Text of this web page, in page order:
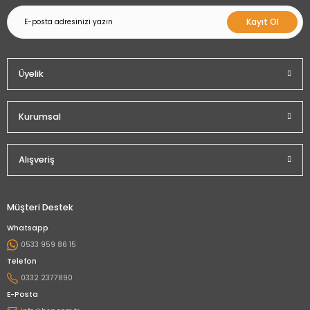
Kayıt Ol
Üyelik
Kurumsal
Alışveriş
Müşteri Destek
Whatsapp
0533 959 86 15
Telefon
0332 2377890
E-Posta